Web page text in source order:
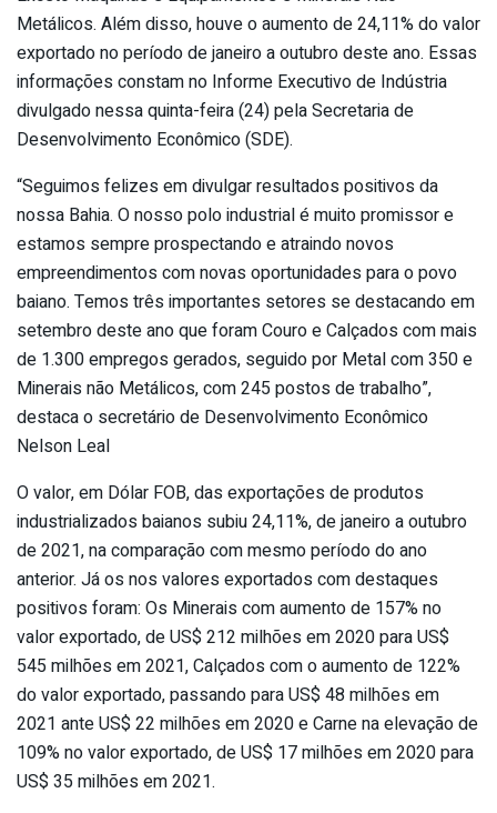
Metálicos. Além disso, houve o aumento de 24,11% do valor
exportado no período de janeiro a outubro deste ano. Essas
informações constam no Informe Executivo de Indústria
divulgado nessa quinta-feira (24) pela Secretaria de
Desenvolvimento Econômico (SDE).
“Seguimos felizes em divulgar resultados positivos da
nossa Bahia. O nosso polo industrial é muito promissor e
estamos sempre prospectando e atraindo novos
empreendimentos com novas oportunidades para o povo
baiano. Temos três importantes setores se destacando em
setembro deste ano que foram Couro e Calçados com mais
de 1.300 empregos gerados, seguido por Metal com 350 e
Minerais não Metálicos, com 245 postos de trabalho”,
destaca o secretário de Desenvolvimento Econômico
Nelson Leal
O valor, em Dólar FOB, das exportações de produtos
industrializados baianos subiu 24,11%, de janeiro a outubro
de 2021, na comparação com mesmo período do ano
anterior. Já os nos valores exportados com destaques
positivos foram: Os Minerais com aumento de 157% no
valor exportado, de US$ 212 milhões em 2020 para US$
545 milhões em 2021, Calçados com o aumento de 122%
do valor exportado, passando para US$ 48 milhões em
2021 ante US$ 22 milhões em 2020 e Carne na elevação de
109% no valor exportado, de US$ 17 milhões em 2020 para
US$ 35 milhões em 2021.